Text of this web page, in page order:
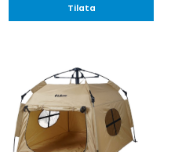
Tilata